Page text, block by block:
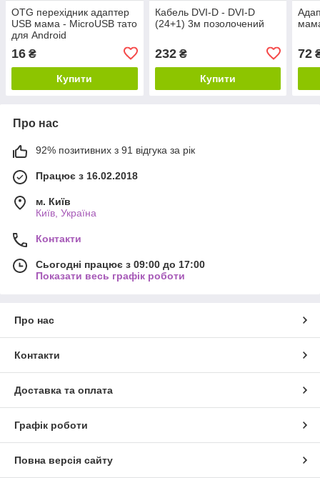
OTG перехідник адаптер
USB мама - MicroUSB тато
для Android
16 ₴
Купити
Кабель DVI-D - DVI-D
(24+1) 3м позолочений
232₴
Купити
72
Про нас
92% позитивних з 91 відгука за рік
Працює з 16.02.2018
м. Київ
Київ, Україна
Контакти
Сьогодні працює з 09:00 до 17:00
Показати весь графік роботи
Про нас
Контакти
Доставка та оплата
Графік роботи
Повна версія сайту